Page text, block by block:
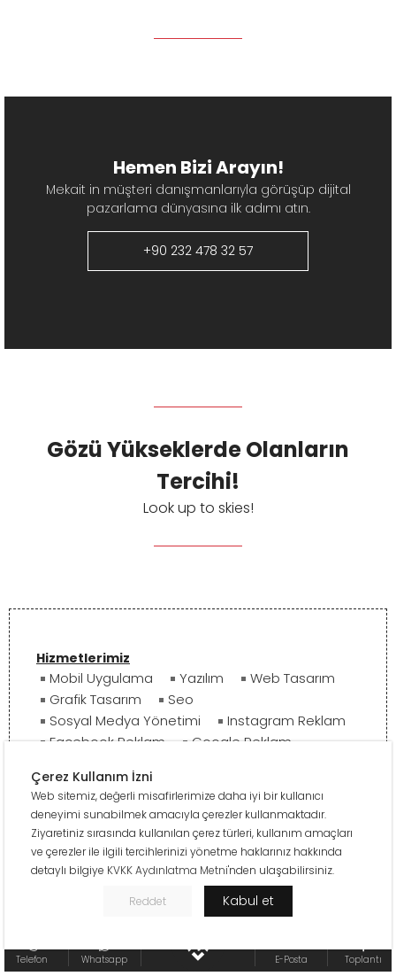
Telefon Whatsapp E-Posta Toplantı
Hemen Bizi Arayın!
Mekait in müşteri danışmanlarıyla görüşüp dijital
pazarlama dünyasına ilk adımı atın.
+90 232 478 32 57
Gözü Yükseklerde Olanların
Tercihi!
Look up to skies!
Hizmetlerimiz
Mobil Uygulama Yazılım
Web Tasarım
Grafik Tasarım
Seo
Sosyal Medya Yönetimi
Instagram Reklam
Facebook Reklam
Google Reklam
Ürünlerimiz
Display Monitör Stok Takip
E-Tahsilat
DNS Yönetim
B2B Sipariş Yönetim
Çerez Kullanım İzni
Web sitemiz, değerli misafirlerimize daha iyi bir kullanıcı
deneyimi sunabilmek amacıyla çerezler kullanmaktadır.
Ziyaretiniz sırasında kullanılan çerez türleri, kullanım amaçları
ve çerezler ile ilgili tercihlerinizi yönetme haklarınız hakkında
detaylı bilgiye KVKK Aydınlatma Metni'nden ulaşabilirsiniz.
Reddet Kabul et